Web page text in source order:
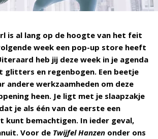
is al lang op de hoogte van het feit
week een pop-up store heeft
heb jij deze week in je agenda
glitters en regenbogen. Een beetje
andere werkzaamheden om deze
heen. Je ligt met je slaapzakje
je als één van de eerste een
kunt bemachtigen. In ieder geval,
Voor de Twijfel Hanzen onder ons